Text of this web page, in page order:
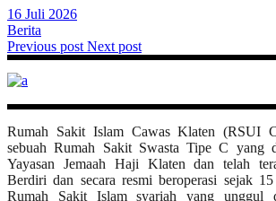
16 Juli 2026
Berita
Previous post Next post
Rumah Sakit Islam Cawas Klaten (RSUI
sebuah Rumah Sakit Swasta Tipe C yang
Yayasan Jemaah Haji Klaten dan telah
Berdiri dan secara resmi beroperasi sejak
Rumah Sakit Islam syariah yang unggul